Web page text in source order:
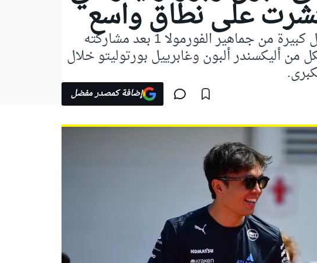
على نطاق واسع
حظي أوسكار بياستري بردود فعل كبيرة من جماهير الفورمولا 1 بعد مشاركته
أليكسندر ألبون وغابرييل بورتوليتو خلال
إضافة كمصدر مفضل